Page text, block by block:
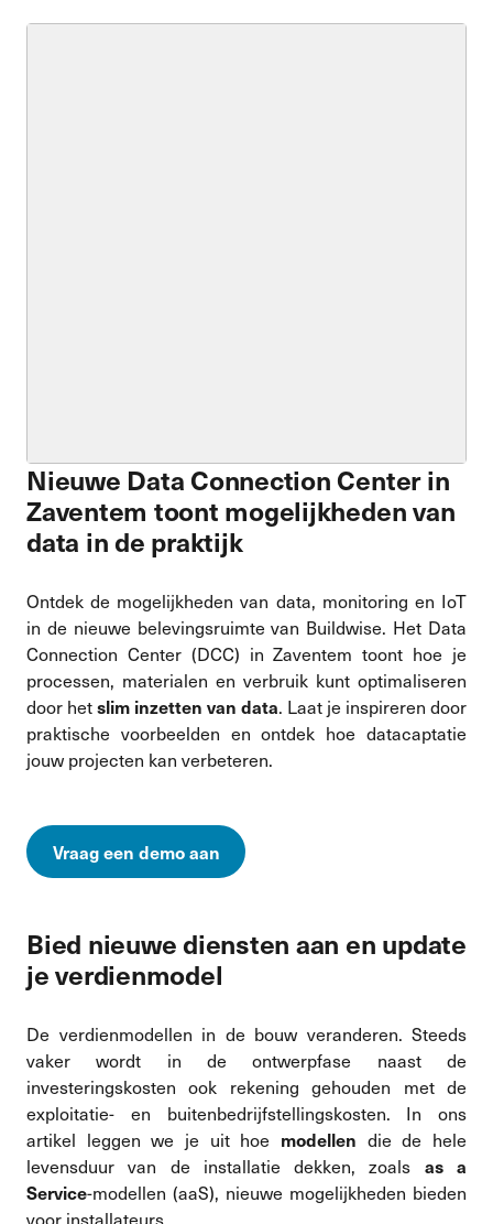
Nieuwe Data Connection Center in
Zaventem toont mogelijkheden van
data in de praktijk
Ontdek de mogelijkheden van data, monitoring en IoT
in de nieuwe belevingsruimte van Buildwise. Het Data
Connection Center (DCC) in Zaventem toont hoe je
processen, materialen en verbruik kunt optimaliseren
door hetslim inzetten van data. Laat je inspireren door
praktische voorbeelden en ontdek hoe datacaptatie
jouw projecten kan verbeteren.
Vraag een demo aan
Bied nieuwe diensten aan en update
je verdienmodel
De verdienmodellen in de bouw veranderen. Steeds
vaker wordt in de ontwerpfase naast de
investeringskosten ook rekening gehouden met de
exploitatie- en buitenbedrijfstellingskosten. In ons
artikel leggen we je uit hoe modellen die de hele
levensduur van de installatie dekken, zoals as a
Service-modellen (aaS), nieuwe mogelijkheden bieden
voor installateurs.